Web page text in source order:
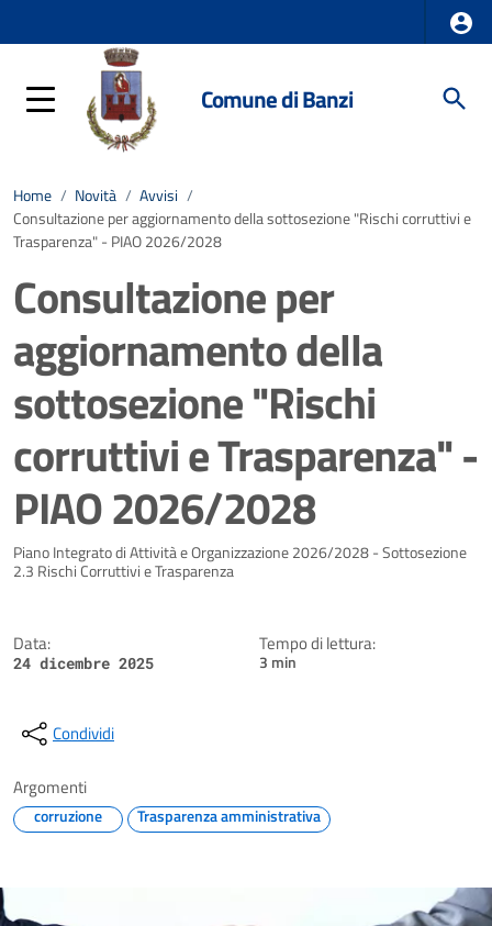
Comune di Banzi
Home / Novità / Avvisi /
Consultazione per aggiornamento della sottosezione "Rischi corruttivi e
Trasparenza" - PIAO 2026/2028
Consultazione per
aggiornamento della
sottosezione "Rischi
corruttivi e Trasparenza" -
PIAO 2026/2028
Dettagli della notizia
Piano Integrato di Attività e Organizzazione 2026/2028 - Sottosezione
2.3 Rischi Corruttivi e Trasparenza
Data:
24 dicembre 2025
Tempo di lettura:
3 min
Condividi
Argomenti
corruzione Trasparenza amministrativa